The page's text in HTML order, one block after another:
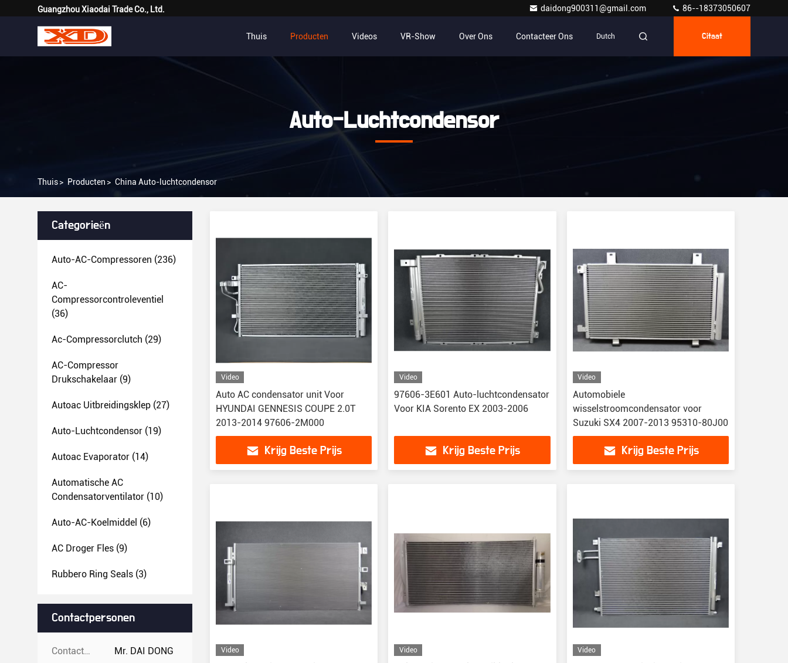
Guangzhou Xiaodai Trade Co., Ltd. daidong900311@gmail.com 86--18373050607
Thuis Producten Videos VR-Show Over Ons Contacteer Ons Dutch Citaat
Auto-Luchtcondensor
Thuis> Producten > China Auto-luchtcondensor
Categorieën
Auto-AC-Compressoren (236)
AC-
Compressorcontroleventiel
(36)
Ac-Compressorclutch (29)
AC-Compressor
Drukschakelaar (9)
Autoac Uitbreidingsklep (27)
Auto-Luchtcondensor (19)
Autoac Evaporator (14)
Automatische AC
Condensatorventilator (10)
Auto-AC-Koelmiddel (6)
AC Droger Fles (9)
Rubbero Ring Seals (3)
Contactpersonen
Contactpersonen: Mr. DAI DONG
Video
Auto AC condensator unit Voor
HYUNDAI GENNESIS COUPE 2.0T
2013-2014 97606-2M000
Krijg Beste Prijs
Video
97606-3E601 Auto-luchtcondensator
Voor KIA Sorento EX 2003-2006
Krijg Beste Prijs
Video
Automobiele
wisselstroomcondensator voor
Suzuki SX4 2007-2013 95310-80J00
Krijg Beste Prijs
Video Video Video